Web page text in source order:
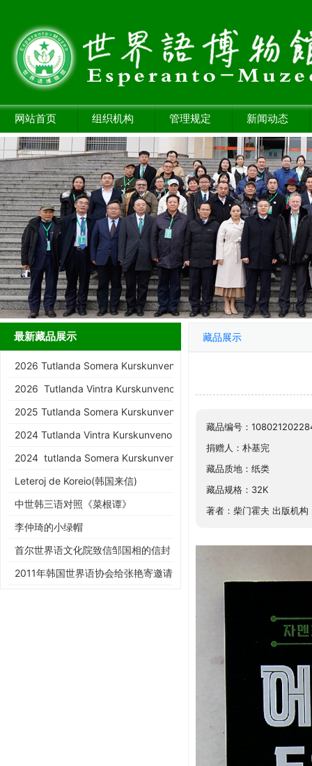
网站首页 组织机构 管理规定 新闻动态
最新藏品展示
2026 Tutlanda Somera Kurskunveno de KEA
2026 Tutlanda Vintra Kurskunveno de KEA
2025 Tutlanda Somera Kurskunveno de KEA
2024 Tutlanda Vintra Kurskunveno de KEA
2024 tutlanda Somera Kurskunveno de KEA
Leteroj de Koreio(韩国来信)
中世韩三语对照《菜根谭》
李仲琦的小绿帽
首尔世界语文化院致信邹国相的信封
2011年韩国世界语协会给张艳寄邀请
藏品展示
藏品编号：
捐赠人：朴基完
藏品质地：纸类
藏品规格：32K
著者：柴门霍夫 出版机构